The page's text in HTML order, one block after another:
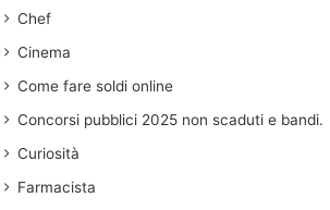
Chef
Cinema
Come fare soldi online
Concorsi pubblici 2025 non scaduti e bandi.
Curiosità
Farmacista